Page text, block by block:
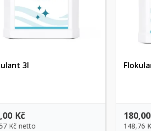
3l
Kč
Kč netto
148,76